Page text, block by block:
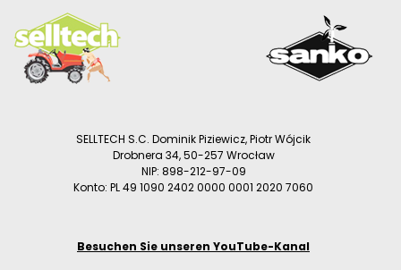
SELLTECH S.C. Dominik Piziewicz, Piotr Wójcik
Drobnera 34, 50-257 Wrocław
NIP: 898-212-97-09
Konto: PL 49 1090 2402 0000 0001 2020 7060
Besuchen Sie unseren YouTube-Kanal